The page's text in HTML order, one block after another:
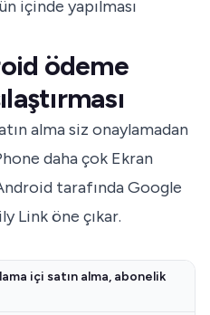
içinde yapılması
ödeme
alma siz onaylamadan
daha çok Ekran
tarafında Google
Link öne çıkar.
içi satın alma, abonelik